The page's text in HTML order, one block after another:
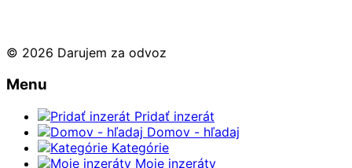
© 2026 Darujem za odvoz
Menu
Pridať inzerát
Domov - hľadaj
Kategórie
Moje inzeráty